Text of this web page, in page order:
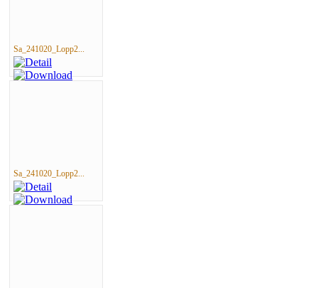
Sa_241020_Lopp2...
Sa_241020_Lopp2...